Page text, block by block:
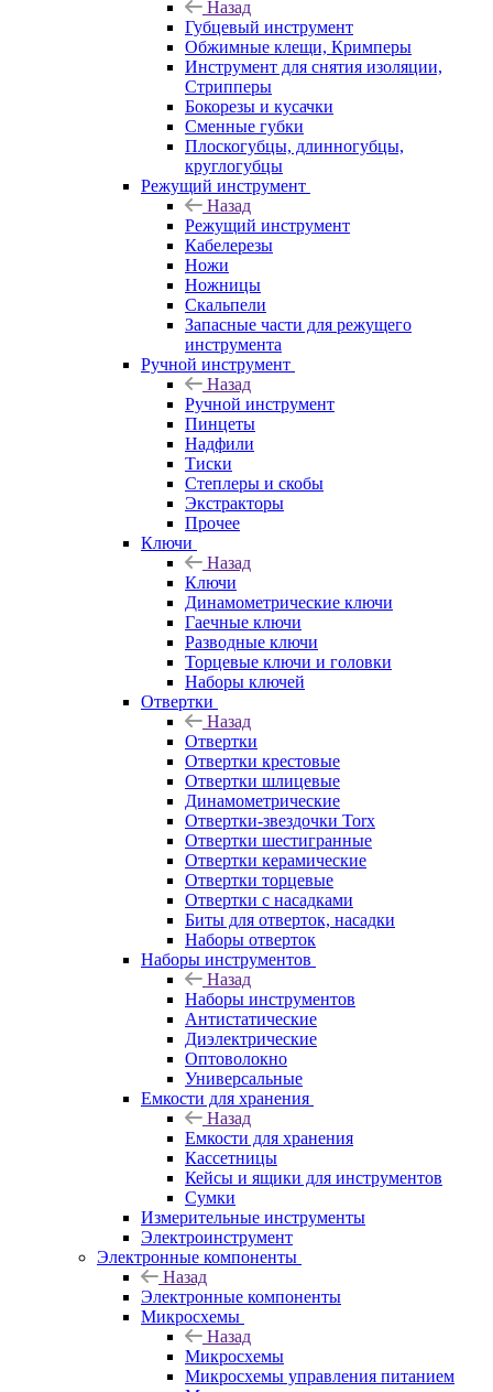
Назад
Губцевый инструмент
Обжимные клещи, Кримперы
Инструмент для снятия изоляции,
Стрипперы
Бокорезы и кусачки
Сменные губки
Плоскогубцы, длинногубцы,
круглогубцы
Режущий инструмент
Назад
Режущий инструмент
Кабелерезы
Ножи
Ножницы
Скальпели
Запасные части для режущего
инструмента
Ручной инструмент
Назад
Ручной инструмент
Пинцеты
Надфили
Тиски
Степлеры и скобы
Экстракторы
Прочее
Ключи
Назад
Ключи
Динамометрические ключи
Гаечные ключи
Разводные ключи
Торцевые ключи и головки
Наборы ключей
Отвертки
Назад
Отвертки
Отвертки крестовые
Отвертки шлицевые
Динамометрические
Отвертки-звездочки Torx
Отвертки шестигранные
Отвертки керамические
Отвертки торцевые
Отвертки с насадками
Биты для отверток, насадки
Наборы отверток
Наборы инструментов
Назад
Наборы инструментов
Антистатические
Диэлектрические
Оптоволокно
Универсальные
Емкости для хранения
Назад
Емкости для хранения
Кассетницы
Кейсы и ящики для инструментов
Сумки
Измерительные инструменты
Электроинструмент
Электронные компоненты
Назад
Электронные компоненты
Микросхемы
Назад
Микросхемы
Микросхемы управления питанием